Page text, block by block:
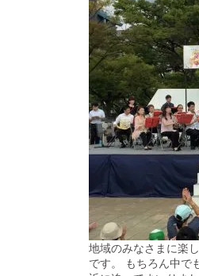
地域のみなさまに楽
です。 もちろん中で